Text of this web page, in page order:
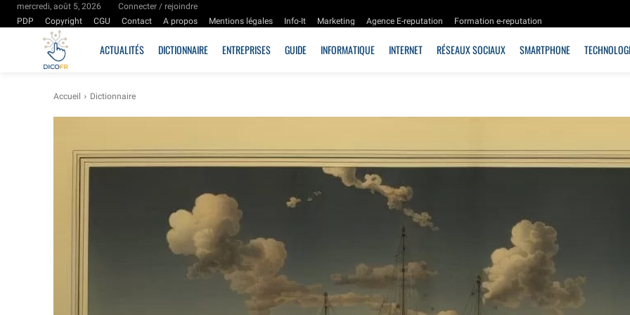
mercredi, août 5, 2026
Connecter / rejoindre
PDP
Copyright CGU Contact A propos Mentions légales Info-It Marketing Agence E-reputation Formation e-reputation
ACTUALITÉS DICTIONNAIRE ENTREPRISES GUIDE INFORMATIQUE INTERNET RÉSEAUX SOCIAUX SMARTPHONE
Accueil Dictionnaire